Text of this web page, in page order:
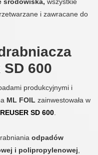
środowiska, wszystkie
i zawracane do
SD 600
produkcyjnymi i
ML FOIL zainwestowała w
SD 600.
odpadów
i polipropylenowej,